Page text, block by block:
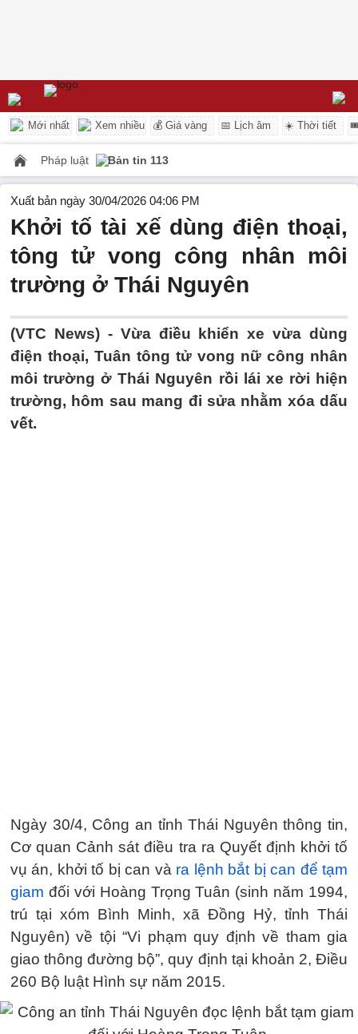
Mới nhất Xem nhiều 💰 Giá vàng 📅 Lịch âm ☀️ Thời tiết
Pháp luật Bản tin 113
Xuất bản ngày 30/04/2026 04:06 PM
Khởi tố tài xế dùng điện thoại,
tông tử vong công nhân môi
trường ở Thái Nguyên
(VTC News) - Vừa điều khiển xe vừa dùng
điện thoại, Tuân tông tử vong nữ công nhân
môi trường ở Thái Nguyên rồi lái xe rời hiện
trường, hôm sau mang đi sửa nhằm xóa dấu
vết.
Ngày 30/4, Công an tỉnh Thái Nguyên thông tin,
Cơ quan Cảnh sát điều tra ra Quyết định khởi tố
vụ án, khởi tố bị can và ra lệnh bắt bị can để tạm
giam đối với Hoàng Trọng Tuân (sinh năm 1994,
trú tại xóm Bình Minh, xã Đồng Hỷ, tỉnh Thái
Nguyên) về tội “Vi phạm quy định về tham gia
giao thông đường bộ”, quy định tại khoản 2, Điều
260 Bộ luật Hình sự năm 2015.